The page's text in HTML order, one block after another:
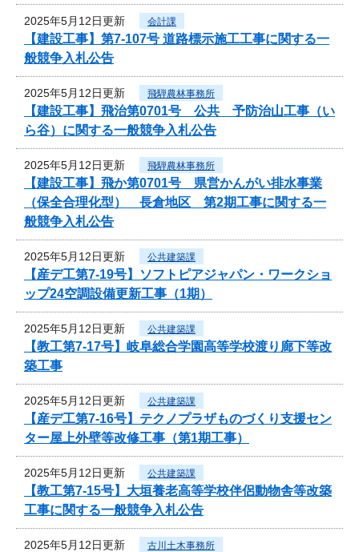
2025年5月12日更新 会計課
【建設工事】第7-107号 道路標示施工工事に関する一
般競争入札公告
2025年5月12日更新 飛騨農林事務所
【建設工事】飛治第0701号 公共 予防治山工事（い
ら谷）に関する一般競争入札公告
2025年5月12日更新 飛騨農林事務所
【建設工事】飛か第0701号 県営かんがい排水事業
（保全合理化型） 長倉地区 第2期工事に関する一
般競争入札公告
2025年5月12日更新 公共建築課
【産デ工第7-19号】ソフトピアジャパン・ワークショ
ップ24空調設備更新工事（1期）
2025年5月12日更新 公共建築課
【教工第7-17号】岐阜総合学園高等学校渡り廊下等改
築工事
2025年5月12日更新 公共建築課
【産デ工第7-16号】テクノプラザものづくり支援セン
ター屋上外壁等改修工事（第1期工事）
2025年5月12日更新 公共建築課
【教工第7-15号】大垣養老高等学校伴侶動物舎等改築
工事に関する一般競争入札公告
2025年5月12日更新 古川土木事務所